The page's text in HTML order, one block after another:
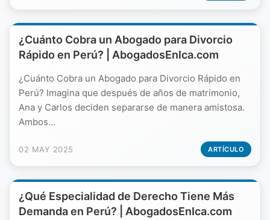
¿Cuánto Cobra un Abogado para Divorcio
Rápido en Perú? | AbogadosEnIca.com
¿Cuánto Cobra un Abogado para Divorcio Rápido en
Perú? Imagina que después de años de matrimonio,
Ana y Carlos deciden separarse de manera amistosa.
Ambos...
02 MAY 2025 ARTÍCULO
¿Qué Especialidad de Derecho Tiene Más
Demanda en Perú? | AbogadosEnIca.com